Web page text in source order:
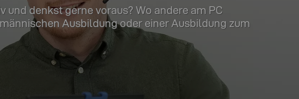
denkst gerne voraus? Wo andere am PC
Ausbildung oder einer Ausbildung zum